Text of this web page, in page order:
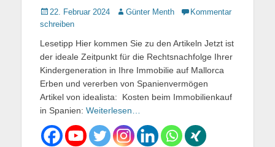
Gepostet
am
22. Februar 2024 AutorGünter Menth
Kommentar
schreiben
Lesetipp Hier kommen Sie zu den Artikeln Jetzt ist
der ideale Zeitpunkt für die Rechtsnachfolge Ihrer
Kindergeneration in Ihre Immobilie auf Mallorca
Erben und vererben von Spanienvermögen
Artikel von idealista: Kosten beim Immobilienkauf
in Spanien: Weiterlesen…